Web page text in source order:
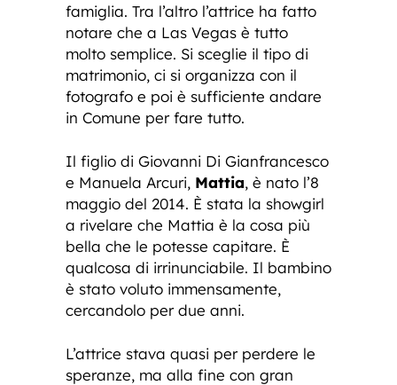
famiglia. Tra l’altro l’attrice ha fatto
notare che a Las Vegas è tutto
molto semplice. Si sceglie il tipo di
matrimonio, ci si organizza con il
fotografo e poi è sufficiente andare
in Comune per fare tutto.
Il figlio di Giovanni Di Gianfrancesco
e Manuela Arcuri, Mattia, è nato l’8
maggio del 2014. È stata la showgirl
a rivelare che Mattia è la cosa più
bella che le potesse capitare. È
qualcosa di irrinunciabile. Il bambino
è stato voluto immensamente,
cercandolo per due anni.
L’attrice stava quasi per perdere le
speranze, ma alla fine con gran